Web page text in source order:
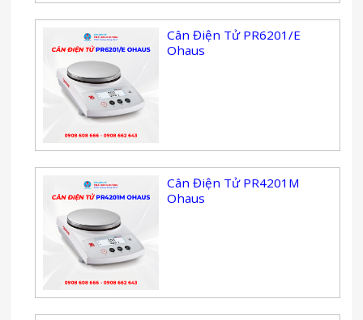
Cân Điện Tử PR6201/E
Ohaus
Cân Điện Tử PR4201M
Ohaus